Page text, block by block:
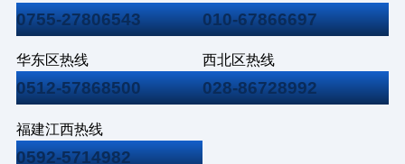
0755-27806543 010-67866697
华东区热线
0512-57868500
西北区热线
028-86728992
福建江西热线
0592-5714982